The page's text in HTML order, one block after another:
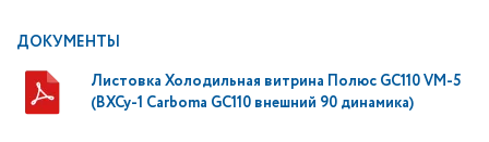
ДОКУМЕНТЫ
Листовка Холодильная витрина Полюс GC110 VM-5
(ВХСу-1 Carboma GC110 внешний 90 динамика)